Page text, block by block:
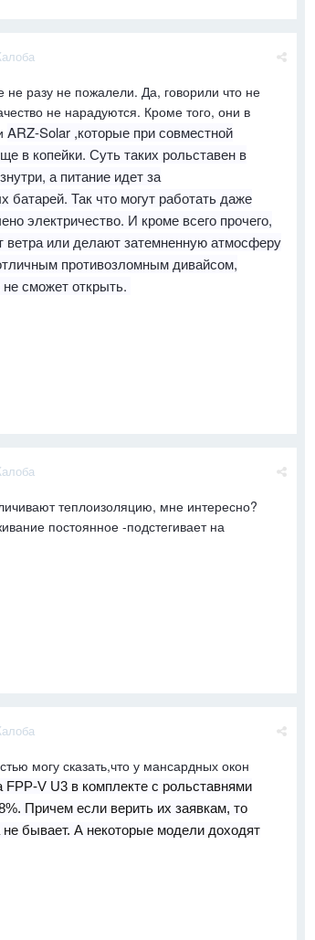
не разу не пожалели. Да, говорили что не
не нарадуются. Кроме того, они в
ARZ-Solar ,которые при совместной
в копейки. Суть таких рольставен в
а питание идет за
батарей. Так что могут работать даже
электричество. И кроме всего прочего,
ветра или делают затемненную атмосферу
противозломным дивайсом,
сможет открыть.
теплоизоляцию, мне интересно?
постоянное -подстегивает на
могу сказать,что у мансардных окон
FPP-V U3 в комплекте с рольставнями
Причем если верить их заявкам, то
бывает. А некоторые модели доходят